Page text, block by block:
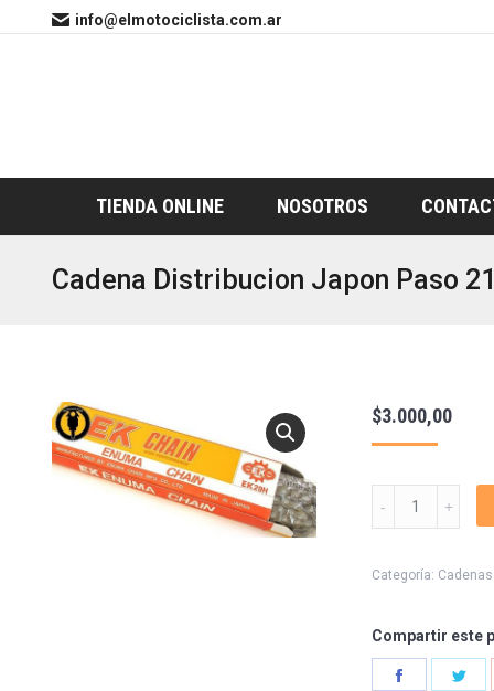
info@elmotociclista.com.ar
TIENDA ONLINE NOSOTROS
Cadena Distribucion Japon Paso
$3.000,00
Cadena
Paso
Categoría:
Compartir este